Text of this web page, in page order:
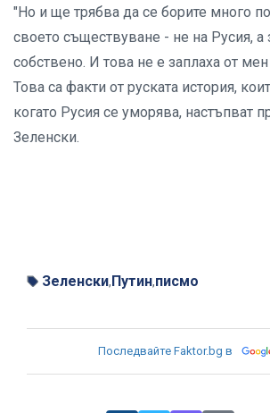
"Но и ще трябва да се борите много
своето съществуване - не на Русия, а
собствено. И това не е заплаха от
Това са факти от руската история,
когато Русия се уморява, настъпват
Зеленски.
Зеленски, Путин,писмо
Последвайте Faktor.bg в